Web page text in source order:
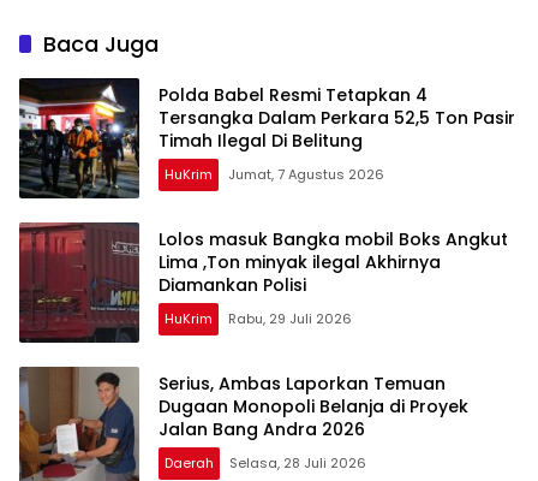
denda Rp.500 Juta
Baca Juga
Polda Babel Resmi Tetapkan 4
Tersangka Dalam Perkara 52,5 Ton Pasir
Timah Ilegal Di Belitung
HuKrim Jumat, 7 Agustus 2026
Lolos masuk Bangka mobil Boks Angkut
Lima ,Ton minyak ilegal Akhirnya
Diamankan Polisi
HuKrim Rabu, 29 Juli 2026
Serius, Ambas Laporkan ‎Temuan
Dugaan Monopoli Belanja di Proyek
Jalan Bang Andra 2026
Daerah Selasa, 28 Juli 2026